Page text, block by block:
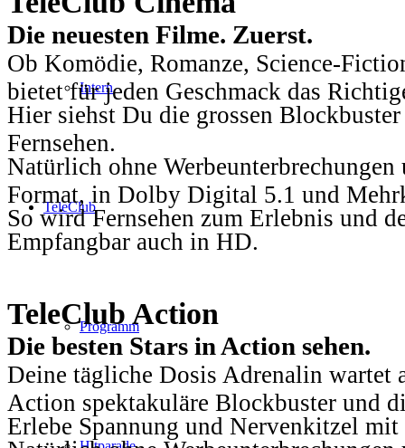
Intern
TeleClub
Programm
Die neuesten Filme. Zuerst.
Ob Komödie, Romanze, Science-
bietet für jeden Geschmack das
Hier siehst Du die grossen
Fernsehen.
Natürlich ohne
Format, in Dolby Digital 5.1 und
So wird Fernsehen zum Erlebnis und
Empfangbar auch in HD.
TeleClub Action
Die besten Stars in Action sehen.
Deine tägliche Dosis Adrenalin wartet
Action spektakuläre Blockbuster und
Erlebe Spannung und Nervenkitzel